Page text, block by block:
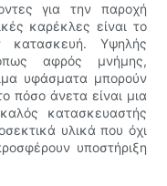
για την παροχή
καρέκλες είναι το
κατασκευή. Υψηλής
αφρός μνήμης,
υφάσματα μπορούν
πόσο άνετα είναι μια
κατασκευαστής
υλικά που όχι
υποστήριξη